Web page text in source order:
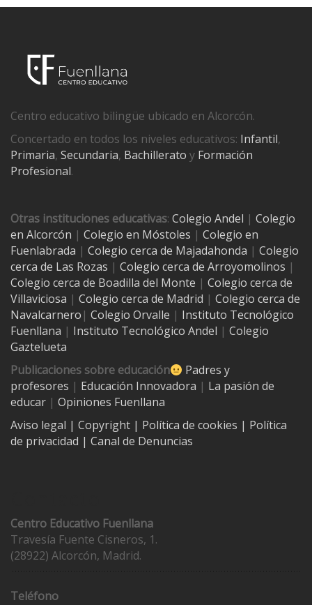
Centro educativo bilingüe ubicado en Alcorcón.
Concertado en todos los niveles educativos: Infantil,
Primaria, Secundaria, Bachillerato y Formación
Profesional.
Otras instituciones educativas: Colegio Andel | Colegio
en Alcorcón | Colegio en Móstoles | Colegio en
Fuenlabrada | Colegio cerca de Majadahonda | Colegio
cerca de Las Rozas | Colegio cerca de Arroyomolinos |
Colegio cerca de Boadilla del Monte | Colegio cerca de
Villaviciosa | Colegio cerca de Madrid | Colegio cerca de
Navalcarnero | Colegio Orvalle | Instituto Tecnológico
Fuenllana | Instituto Tecnológico Andel | Colegio
Gaztelueta
Publicaciones sobre educación
Padres y
profesores | Educación Innovadora | La pasión de
educar | Opiniones Fuenllana
Aviso legal | Copyright | Política de cookies | Política
de privacidad | Canal de Denuncias
Centro Educativo Fuenllana
Travesía Fuente Cisneros, 1.
(28922) Alcorcón, Madrid.
Teléfono